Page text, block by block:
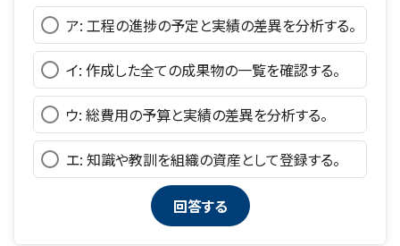
ア: 工程の進捗の予定と実績の差異を分析する。
イ: 作成した全ての成果物の一覧を確認する。
ウ: 総費用の予算と実績の差異を分析する。
エ: 知識や教訓を組織の資産として登録する。